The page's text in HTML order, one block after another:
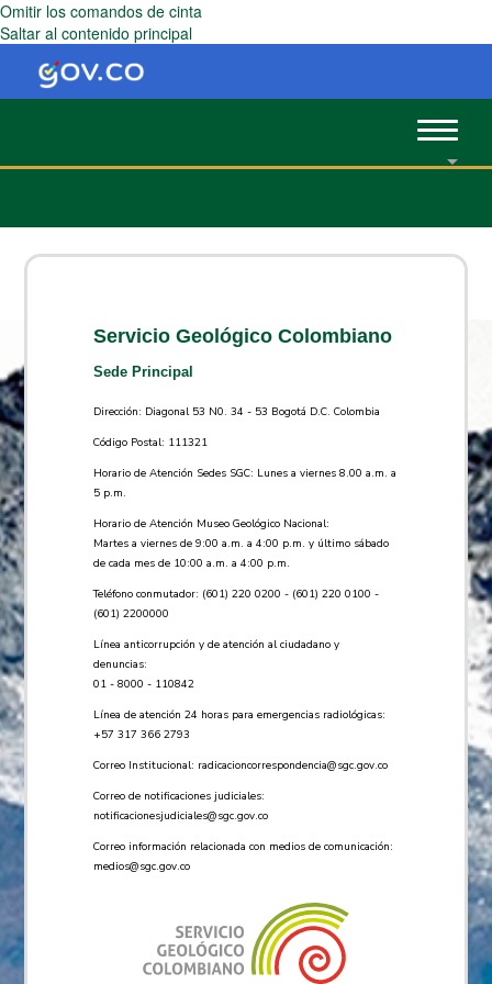
Omitir los comandos de cinta
Saltar al contenido principal
Toggle
Servicio Geológico Colombiano
Sede Principal
Dirección: Diagonal 53 N0. 34 - 53 Bogotá D.C. Colombia
Código Postal: 111321
Horario de Atención Sedes SGC: Lunes a viernes 8.00 a.m. a
5 p.m.
Horario de Atención Museo Geológico Nacional:
Martes a viernes de 9:00 a.m. a 4:00 p.m. y último sábado
de cada mes de 10:00 a.m. a 4:00 p.m.
Teléfono conmutador: (601) 220 0200 - (601) 220 0100 -
(601) 2200000
Línea anticorrupción y de atención al ciudadano y
denuncias:
01 - 8000 - 110842
Línea de atención 24 horas para emergencias radiológicas:
+57 ​317 366 2793
Correo Institucional: radicacioncorrespondencia@sgc.gov.co
Correo de notificaciones judiciales:
notificacionesjudiciales@sgc.gov.co
Correo información relacionada con medios de comunicación:
medios@sgc.gov.co